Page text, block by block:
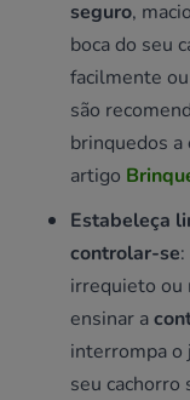
seguro,
boca do seu
facilmente
são
brinquedos
artigo
Estabeleça
controlar-se
irrequieto ou
ensinar a
interrompa o
seu cachorro